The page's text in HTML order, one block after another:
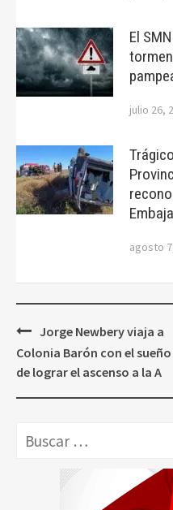
El
julio 26,
agosto
Navegación
de
entradas
Jorge Newbery viaja a
Colonia Barón con el sueño
de lograr el ascenso a la A
Buscar: